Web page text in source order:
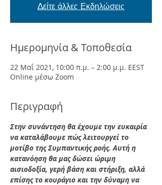
Δείτε άλλες Εκδηλώσεις
Ημερομηνία & Τοποθεσία
22 Μαΐ 2021, 10:00 π.μ. – 2:00 μ.μ. EEST
Online μέσω Zoom
Περιγραφή
Στην συνάντηση θα έχουμε την ευκαιρία
να καταλάβουμε πώς λειτουργεί το
μοτίβο της Συμπαντικής ροής. Αυτή η
κατανόηση θα μας δώσει ώριμη
αισιοδοξία, γερή βάση και στήριξη, αλλά
επίσης το κουράγιο και την δύναμη να